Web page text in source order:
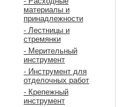
материалы и
принадлежности
- Лестницы и
стремянки
- Мерительный
инструмент
- Инструмент для
отделочных работ
- Крепежный
инструмент